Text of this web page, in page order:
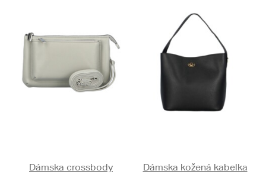
Dámska crossbody
Dámska kožená kabelka